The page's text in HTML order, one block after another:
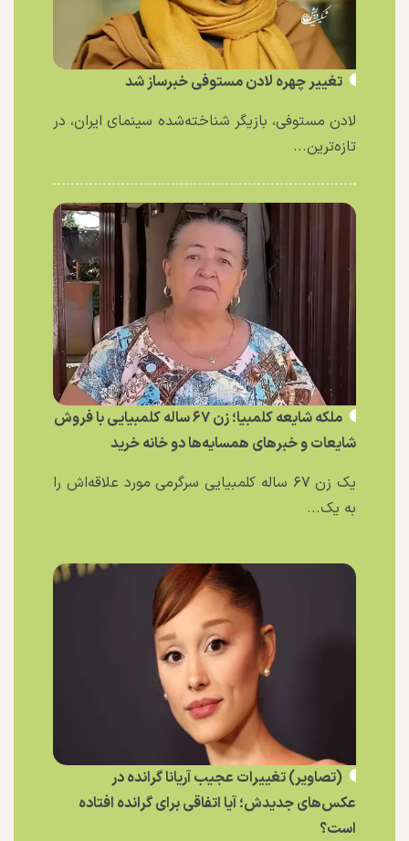
تغییر چهره لادن مستوفی خبرساز شد
لادن مستوفی، بازیگر شناخته‌شده سینمای ایران، در
تازه‌ترین...
ملکه شایعه کلمبیا؛ زن ۶۷ ساله کلمبیایی با فروش
شایعات و خبر‌های همسایه‌ها دو خانه خرید
یک زن ۶۷ ساله کلمبیایی سرگرمی مورد علاقه‌اش را
به یک...
(تصاویر) تغییرات عجیب آریانا گرانده در
عکس‌های جدیدش؛ آیا اتفاقی برای گرانده افتاده
است؟